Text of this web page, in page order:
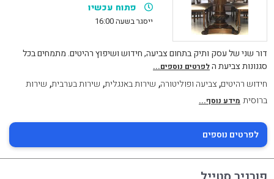
פתוח עכשיו
ייסגר בשעה 16:00
דור שני של עסק ותיק בתחום צביעה, חידוש ושיפוץ רהיטים. מתמחים בכל
סגנונות צביעת הלפרטים נוספים...
חידוש רהיטים,צביעה ופוליטורה, שירות באנגלית, שירות בערבית, שירות
ברוסית מידע נוסף...
לפרטים נוספים